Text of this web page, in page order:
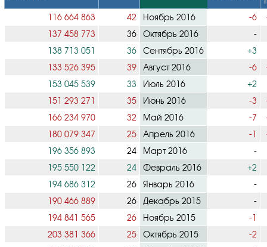
116 664 863
42 Ноябрь 2016 -6
137 458 773
36 Октябрь 2016
-
138 713 051
36 Сентябрь 2016
+3
133 526 395
39 Август 2016 -6
153 045 539
33 Июль 2016
+2
151 293 271
35 Июнь 2016 -3
166 234 970
32 Май 2016 -7
180 079 347
25 Апрель 2016 -1
196 356 893
24 Март 2016
-
195 550 122
24 Февраль 2016
+2
194 686 312
26 Январь 2016
-
190 466 889
26 Декабрь 2015
-
194 841 565
26 Ноябрь 2015
-1
203 381 366
25 Октябрь 2015
-2